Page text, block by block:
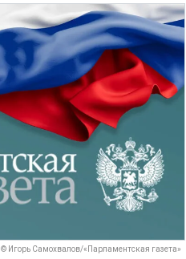
© Игорь Самохвалов/«Парламентская газета»